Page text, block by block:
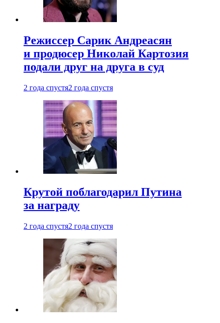
Режиссер Сарик Андреасян
и продюсер Николай Картозия
подали друг на друга в суд
2 года спустя2 года спустя
Крутой поблагодарил Путина
за награду
2 года спустя2 года спустя